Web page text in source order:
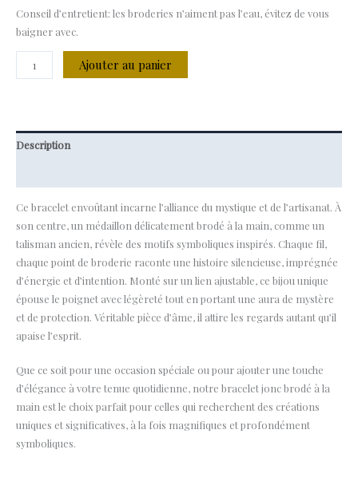
Conseil d’entretient: les broderies n’aiment pas l’eau, évitez de vous
baigner avec.
Ajouter au panier
Description
Ce bracelet envoûtant incarne l’alliance du mystique et de l’artisanat. À
son centre, un médaillon délicatement brodé à la main, comme un
talisman ancien, révèle des motifs symboliques inspirés. Chaque fil,
chaque point de broderie raconte une histoire silencieuse, imprégnée
d’énergie et d’intention. Monté sur un lien ajustable, ce bijou unique
épouse le poignet avec légèreté tout en portant une aura de mystère
et de protection. Véritable pièce d’âme, il attire les regards autant qu’il
apaise l’esprit.
Que ce soit pour une occasion spéciale ou pour ajouter une touche
d’élégance à votre tenue quotidienne, notre bracelet jonc brodé à la
main est le choix parfait pour celles qui recherchent des créations
uniques et significatives, à la fois magnifiques et profondément
symboliques.